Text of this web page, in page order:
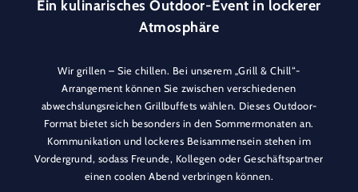
Ein kulinarisches Outdoor-Event in lockerer
Atmosphäre
Wir grillen – Sie chillen. Bei unserem „Grill & Chill“-
Arrangement können Sie zwischen verschiedenen
abwechslungsreichen Grillbuffets wählen. Dieses Outdoor-
Format bietet sich besonders in den Sommermonaten an.
Kommunikation und lockeres Beisammensein stehen im
Vordergrund, sodass Freunde, Kollegen oder Geschäftspartner
einen coolen Abend verbringen können.